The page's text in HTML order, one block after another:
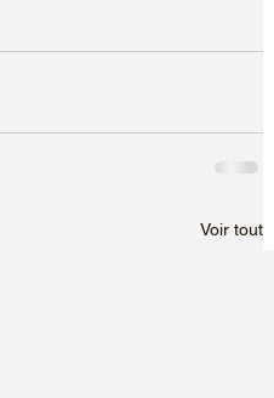
Voir tout